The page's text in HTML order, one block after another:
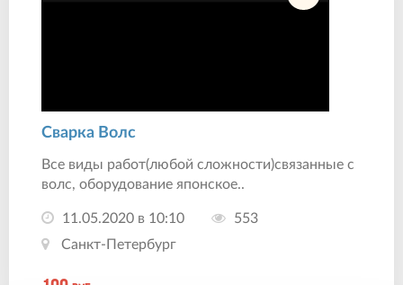
Сварка Волс
Все виды работ(любой сложности)связанные с
волс, оборудование японское..
11.05.2020 в 10:10
553
Санкт-Петербург